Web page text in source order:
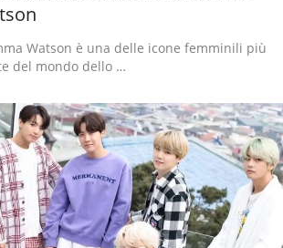
Watson è una delle icone femminili più
del mondo dello …